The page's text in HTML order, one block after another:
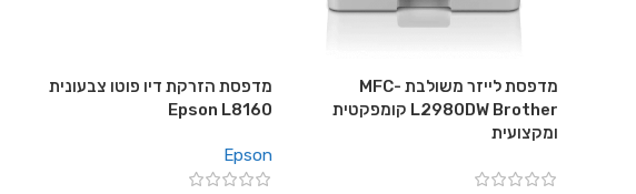
מדפסת לייזר משולבת MFC-
L2980DW Brother קומפקטית
ומקצועית
מדפסת הזרקת דיו פוטו צבעונית
Epson L8160
Epson